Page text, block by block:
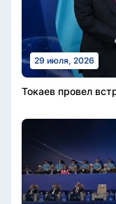
29 июля, 2026
Токаев провел